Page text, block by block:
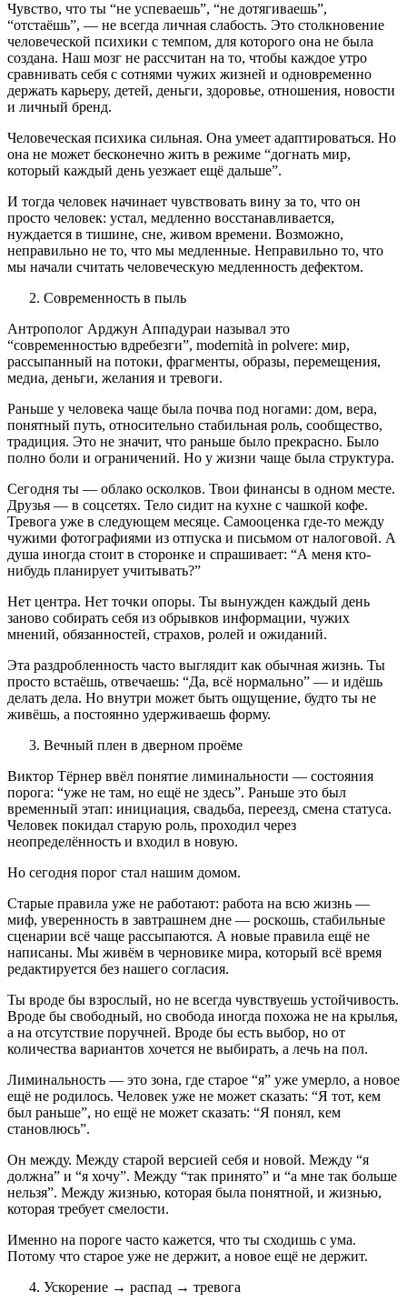
Чувство, что ты “не успеваешь”, “не дотягиваешь”,
“отстаёшь”, — не всегда личная слабость. Это столкновение
человеческой психики с темпом, для которого она не была
создана. Наш мозг не рассчитан на то, чтобы каждое утро
сравнивать себя с сотнями чужих жизней и одновременно
держать карьеру, детей, деньги, здоровье, отношения, новости
и личный бренд.
Человеческая психика сильная. Она умеет адаптироваться. Но
она не может бесконечно жить в режиме “догнать мир,
который каждый день уезжает ещё дальше”.
И тогда человек начинает чувствовать вину за то, что он
просто человек: устал, медленно восстанавливается,
нуждается в тишине, сне, живом времени. Возможно,
неправильно не то, что мы медленные. Неправильно то, что
мы начали считать человеческую медленность дефектом.
Современность в пыль
Антрополог Арджун Аппадураи называл это
“современностью вдребезги”, modernità in polvere: мир,
рассыпанный на потоки, фрагменты, образы, перемещения,
медиа, деньги, желания и тревоги.
Раньше у человека чаще была почва под ногами: дом, вера,
понятный путь, относительно стабильная роль, сообщество,
традиция. Это не значит, что раньше было прекрасно. Было
полно боли и ограничений. Но у жизни чаще была структура.
Сегодня ты — облако осколков. Твои финансы в одном месте.
Друзья — в соцсетях. Тело сидит на кухне с чашкой кофе.
Тревога уже в следующем месяце. Самооценка где-то между
чужими фотографиями из отпуска и письмом от налоговой. А
душа иногда стоит в сторонке и спрашивает: “А меня кто-
нибудь планирует учитывать?”
Нет центра. Нет точки опоры. Ты вынужден каждый день
заново собирать себя из обрывков информации, чужих
мнений, обязанностей, страхов, ролей и ожиданий.
Эта раздробленность часто выглядит как обычная жизнь. Ты
просто встаёшь, отвечаешь: “Да, всё нормально” — и идёшь
делать дела. Но внутри может быть ощущение, будто ты не
живёшь, а постоянно удерживаешь форму.
Вечный плен в дверном проёме
Виктор Тёрнер ввёл понятие лиминальности — состояния
порога: “уже не там, но ещё не здесь”. Раньше это был
временный этап: инициация, свадьба, переезд, смена статуса.
Человек покидал старую роль, проходил через
неопределённость и входил в новую.
Но сегодня порог стал нашим домом.
Старые правила уже не работают: работа на всю жизнь —
миф, уверенность в завтрашнем дне — роскошь, стабильные
сценарии всё чаще рассыпаются. А новые правила ещё не
написаны. Мы живём в черновике мира, который всё время
редактируется без нашего согласия.
Ты вроде бы взрослый, но не всегда чувствуешь устойчивость.
Вроде бы свободный, но свобода иногда похожа не на крылья,
а на отсутствие поручней. Вроде бы есть выбор, но от
количества вариантов хочется не выбирать, а лечь на пол.
Лиминальность — это зона, где старое “я” уже умерло, а новое
ещё не родилось. Человек уже не может сказать: “Я тот, кем
был раньше”, но ещё не может сказать: “Я понял, кем
становлюсь”.
Он между. Между старой версией себя и новой. Между “я
должна” и “я хочу”. Между “так принято” и “а мне так больше
нельзя”. Между жизнью, которая была понятной, и жизнью,
которая требует смелости.
Именно на пороге часто кажется, что ты сходишь с ума.
Потому что старое уже не держит, а новое ещё не держит.
Ускорение → распад → тревога